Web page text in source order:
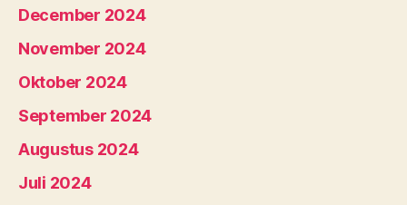
December 2024
November 2024
Oktober 2024
September 2024
Augustus 2024
Juli 2024